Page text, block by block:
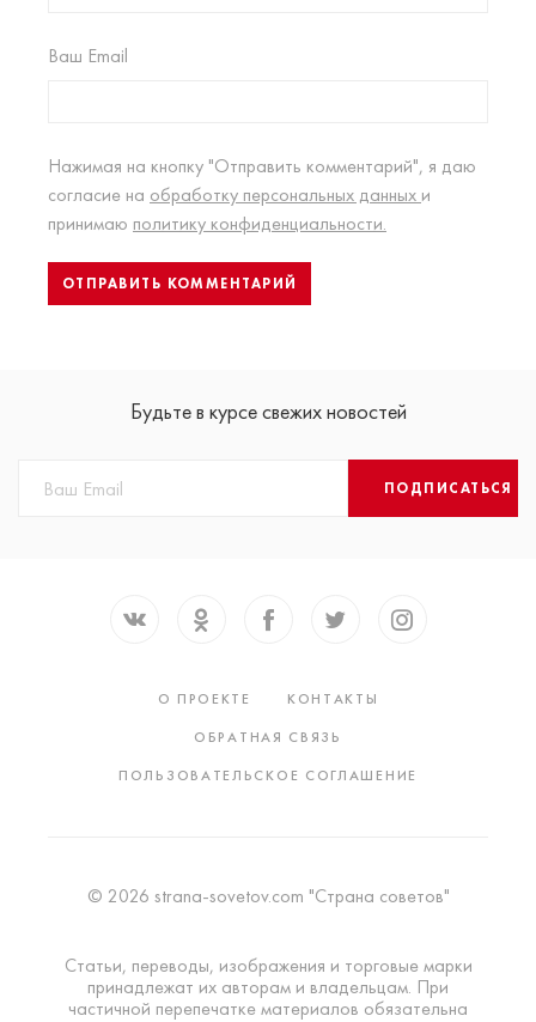
Ваш Email
Нажимая на кнопку "Отправить комментарий", я даю
согласие на обработку персональных данных и
принимаю политику конфиденциальности.
Будьте в курсе свежих новостей
ПОДПИСАТЬСЯ
О ПРОЕКТЕ
КОНТАКТЫ
ОБРАТНАЯ СВЯЗЬ
ПОЛЬЗОВАТЕЛЬСКОЕ СОГЛАШЕНИЕ
© 2026 strana-sovetov.com "Страна советов"
Статьи, переводы, изображения и торговые марки
принадлежат их авторам и владельцам. При
частичной перепечатке материалов обязательна